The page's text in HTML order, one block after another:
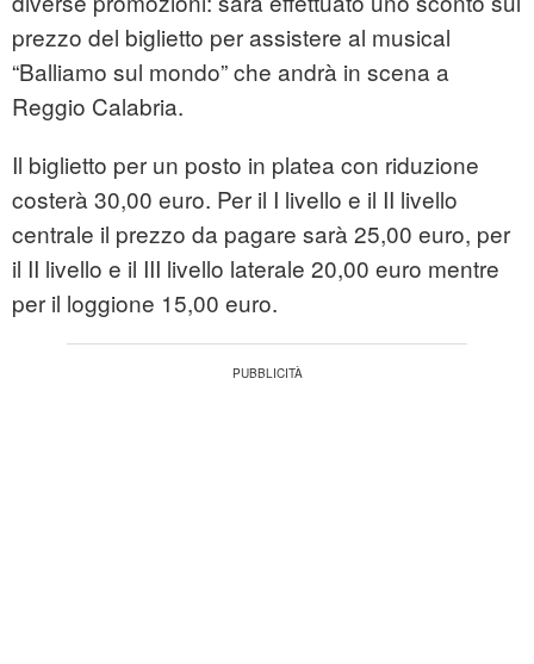
prezzo del biglietto per assistere al musical
“Balliamo sul mondo” che andrà in scena a
Reggio Calabria.
Il biglietto per un posto in platea con riduzione
costerà 30,00 euro. Per il I livello e il II livello
centrale il prezzo da pagare sarà 25,00 euro, per
il II livello e il III livello laterale 20,00 euro mentre
per il loggione 15,00 euro.